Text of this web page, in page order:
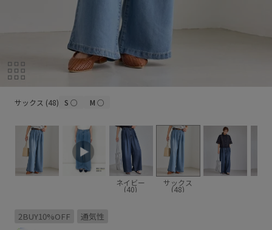
サックス (48) S○ M ○
ネイビー
(40)
サックス
(48)
2BUY10%OFF
通気性